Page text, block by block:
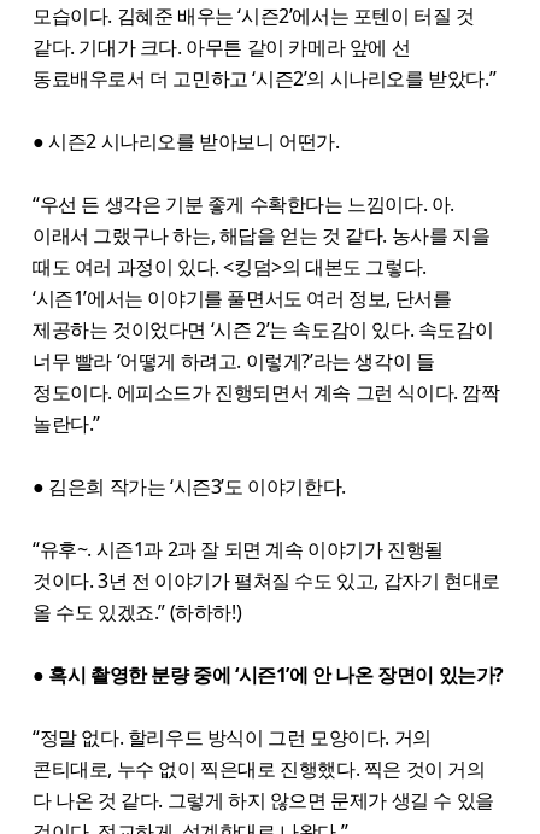
모습이다. 김혜준 배우는 ‘시즌2’에서는 포텐이 터질 것
같다. 기대가 크다. 아무튼 같이 카메라 앞에 선
동료배우로서 더 고민하고 ‘시즌2’의 시나리오를 받았다.”
● 시즌2 시나리오를 받아보니 어떤가.
“우선 든 생각은 기분 좋게 수확한다는 느낌이다. 아.
이래서 그랬구나 하는, 해답을 얻는 것 같다. 농사를 지을
때도 여러 과정이 있다. <킹덤>의 대본도 그렇다.
‘시즌1’에서는 이야기를 풀면서도 여러 정보, 단서를
제공하는 것이었다면 ‘시즌 2’는 속도감이 있다. 속도감이
너무 빨라 ‘어떻게 하려고. 이렇게?’라는 생각이 들
정도이다. 에피소드가 진행되면서 계속 그런 식이다. 깜짝
놀란다.”
● 김은희 작가는 ‘시즌3’도 이야기한다.
“유후~. 시즌1과 2과 잘 되면 계속 이야기가 진행될
것이다. 3년 전 이야기가 펼쳐질 수도 있고, 갑자기 현대로
올 수도 있겠죠.” (하하하!)
● 혹시 촬영한 분량 중에 ‘시즌1’에 안 나온 장면이 있는가?
“정말 없다. 할리우드 방식이 그런 모양이다. 거의
콘티대로, 누수 없이 찍은대로 진행했다. 찍은 것이 거의
다 나온 것 같다. 그렇게 하지 않으면 문제가 생길 수 있을